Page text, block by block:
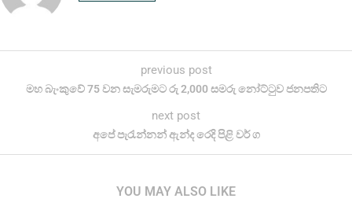
previous post
මහ බැංකුවේ 75 වන සැමරුමට රු 2,000 සමරු නෝට්ටුව ජනපතිට
next post
අපේ පැරැන්නන් ඇන්ද රෙදි පිළි වර් ග
YOU MAY ALSO LIKE